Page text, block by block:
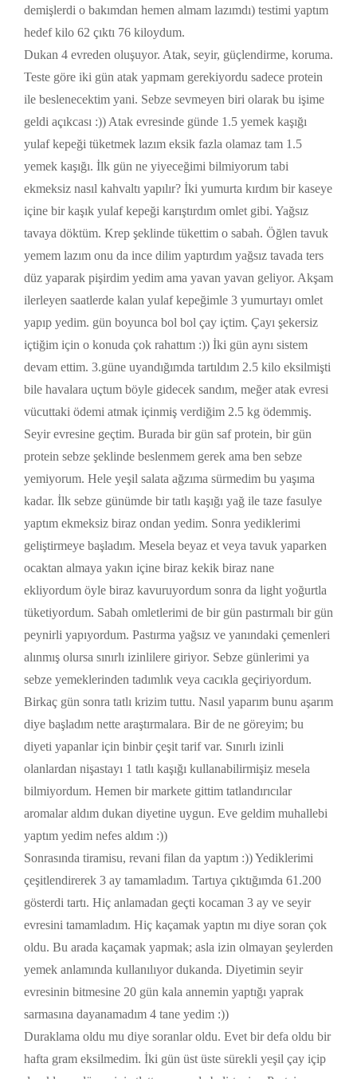
demişlerdi o bakımdan hemen almam lazımdı) testimi yaptım
hedef kilo 62 çıktı 76 kiloydum.
Dukan 4 evreden oluşuyor. Atak, seyir, güçlendirme, koruma.
Teste göre iki gün atak yapmam gerekiyordu sadece protein
ile beslenecektim yani. Sebze sevmeyen biri olarak bu işime
geldi açıkcası :)) Atak evresinde günde 1.5 yemek kaşığı
yulaf kepeği tüketmek lazım eksik fazla olamaz tam 1.5
yemek kaşığı. İlk gün ne yiyeceğimi bilmiyorum tabi
ekmeksiz nasıl kahvaltı yapılır? İki yumurta kırdım bir kaseye
içine bir kaşık yulaf kepeği karıştırdım omlet gibi. Yağsız
tavaya döktüm. Krep şeklinde tükettim o sabah. Öğlen tavuk
yemem lazım onu da ince dilim yaptırdım yağsız tavada ters
düz yaparak pişirdim yedim ama yavan yavan geliyor. Akşam
ilerleyen saatlerde kalan yulaf kepeğimle 3 yumurtayı omlet
yapıp yedim. gün boyunca bol bol çay içtim. Çayı şekersiz
içtiğim için o konuda çok rahattım :)) İki gün aynı sistem
devam ettim. 3.güne uyandığımda tartıldım 2.5 kilo eksilmişti
bile havalara uçtum böyle gidecek sandım, meğer atak evresi
vücuttaki ödemi atmak içinmiş verdiğim 2.5 kg ödemmiş.
Seyir evresine geçtim. Burada bir gün saf protein, bir gün
protein sebze şeklinde beslenmem gerek ama ben sebze
yemiyorum. Hele yeşil salata ağzıma sürmedim bu yaşıma
kadar. İlk sebze günümde bir tatlı kaşığı yağ ile taze fasulye
yaptım ekmeksiz biraz ondan yedim. Sonra yediklerimi
geliştirmeye başladım. Mesela beyaz et veya tavuk yaparken
ocaktan almaya yakın içine biraz kekik biraz nane
ekliyordum öyle biraz kavuruyordum sonra da light yoğurtla
tüketiyordum. Sabah omletlerimi de bir gün pastırmalı bir gün
peynirli yapıyordum. Pastırma yağsız ve yanındaki çemenleri
alınmış olursa sınırlı izinlilere giriyor. Sebze günlerimi ya
sebze yemeklerinden tadımlık veya cacıkla geçiriyordum.
Birkaç gün sonra tatlı krizim tuttu. Nasıl yaparım bunu aşarım
diye başladım nette araştırmalara. Bir de ne göreyim; bu
diyeti yapanlar için binbir çeşit tarif var. Sınırlı izinli
olanlardan nişastayı 1 tatlı kaşığı kullanabilirmişiz mesela
bilmiyordum. Hemen bir markete gittim tatlandırıcılar
aromalar aldım dukan diyetine uygun. Eve geldim muhallebi
yaptım yedim nefes aldım :))
Sonrasında tiramisu, revani filan da yaptım :)) Yediklerimi
çeşitlendirerek 3 ay tamamladım. Tartıya çıktığımda 61.200
gösterdi tartı. Hiç anlamadan geçti kocaman 3 ay ve seyir
evresini tamamladım. Hiç kaçamak yaptın mı diye soran çok
oldu. Bu arada kaçamak yapmak; asla izin olmayan şeylerden
yemek anlamında kullanılıyor dukanda. Diyetimin seyir
evresinin bitmesine 20 gün kala annemin yaptığı yaprak
sarmasına dayanamadım 4 tane yedim :))
Duraklama oldu mu diye soranlar oldu. Evet bir defa oldu bir
hafta gram eksilmedim. İki gün üst üste sürekli yeşil çay içip